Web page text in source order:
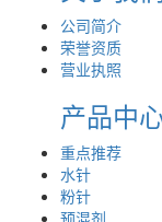
公司简介
荣誉资质
营业执照
产品中
重点推荐
水针
粉针
预混剂